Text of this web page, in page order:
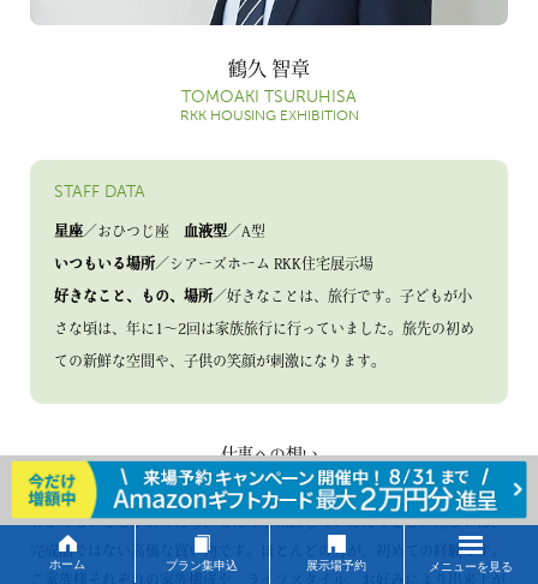
ホーム プラン集申込 展示場予約
鶴久 智章
TOMOAKI TSURUHISA
RKK HOUSING EXHIBITION
STAFF DATA
星座／おひつじ座 血液型／A型
いつもいる場所／シアーズホーム RKK住宅展示場
好きなこと、もの、場所／好きなことは、旅行です。子どもが小
さな頃は、年に1～2回は家族旅行に行っていました。旅先の初め
ての新鮮な空間や、子供の笑顔が刺激になります。
仕事への想い
わからないことがあったら、なんでも相談していただくこと。住まいは、
完成品ではない高価な買い物です。ほとんどの方が、初めての経験です。